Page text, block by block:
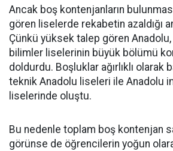
Ancak boş kontenjanların
gören liselerde rekabetin azaldığı
Çünkü yüksek talep gören
bilimler liselerinin büyük bölümü
doldurdu. Boşluklar ağırlıklı olarak
teknik Anadolu liseleri ile Anadolu
liselerinde oluştu.
Bu nedenle toplam boş kontenjan
görünse de öğrencilerin yoğun